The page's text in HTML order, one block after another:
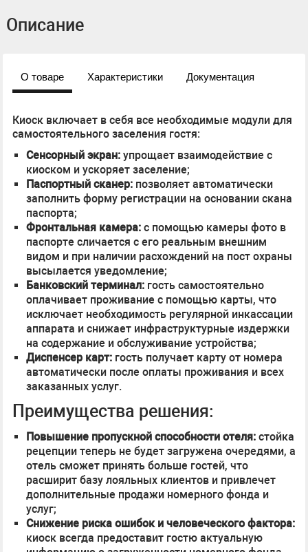
Описание
О товаре Характеристики Документация
Киоск включает в себя все необходимые модули для
самостоятельного заселения гостя:
Сенсорный экран:упрощает взаимодействие с
киоском и ускоряет заселение;
Паспортный сканер:позволяет автоматически
заполнить форму регистрации на основании скана
паспорта;
Фронтальная камера:с помощью камеры фото в
паспорте сличается с его реальным внешним
видом и при наличии расхождений на пост охраны
высылается уведомление;
Банковский терминал:гость самостоятельно
оплачивает проживание с помощью карты, что
исключает необходимость регулярной инкассации
аппарата и снижает инфраструктурные издержки
на содержание и обслуживание устройства;
Диспенсер карт:гость получает карту от номера
автоматически после оплаты проживания и всех
заказанных услуг.
Преимущества решения:
Повышение пропускной способности отеля:стойка
рецепции теперь не будет загружена очередями, а
отель сможет принять больше гостей, что
расширит базу лояльных клиентов и привлечет
дополнительные продажи номерного фонда и
услуг;
Снижение риска ошибок и человеческого фактора:
киоск всегда предоставит гостю актуальную